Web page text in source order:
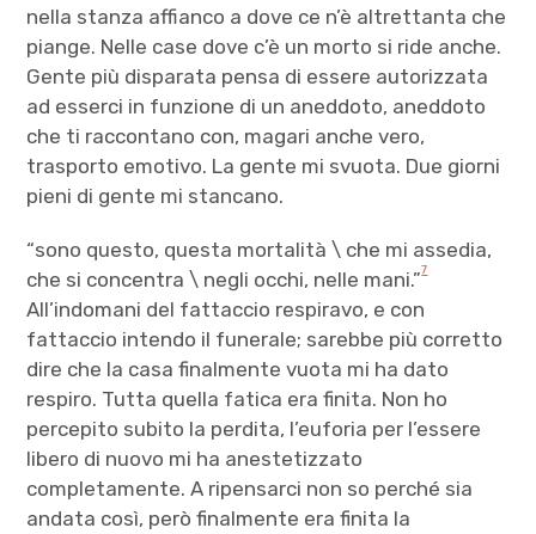
nella stanza affianco a dove ce n’è altrettanta che
piange. Nelle case dove c’è un morto si ride anche.
Gente più disparata pensa di essere autorizzata
ad esserci in funzione di un aneddoto, aneddoto
che ti raccontano con, magari anche vero,
trasporto emotivo. La gente mi svuota. Due giorni
pieni di gente mi stancano.
“sono questo, questa mortalità \ che mi assedia,
che si concentra \ negli occhi, nelle mani.”7
All’indomani del fattaccio respiravo, e con
fattaccio intendo il funerale; sarebbe più corretto
dire che la casa finalmente vuota mi ha dato
respiro. Tutta quella fatica era finita. Non ho
percepito subito la perdita, l’euforia per l’essere
libero di nuovo mi ha anestetizzato
completamente. A ripensarci non so perché sia
andata così, però finalmente era finita la